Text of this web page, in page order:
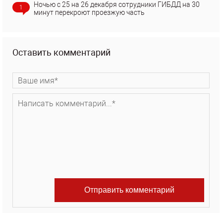
1
Ночью с 25 на 26 декабря сотрудники ГИБДД на 30
минут перекроют проезжую часть
Оставить комментарий